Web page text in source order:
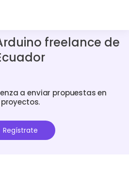
freelance de
a enviar propuestas en
proyectos.
Regístrate